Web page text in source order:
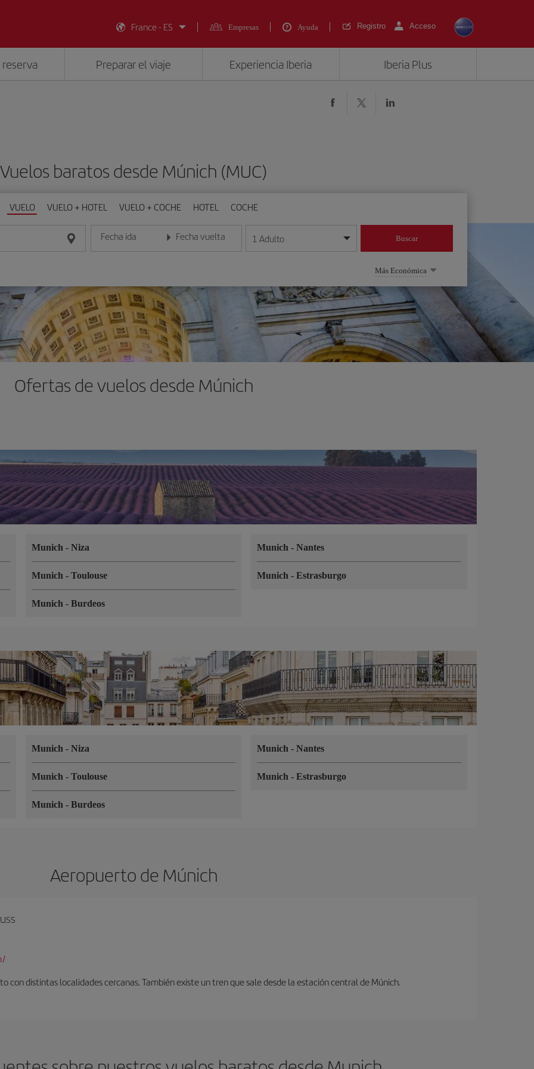
France - ES
Empresas Ayuda Registro Acceso
Preparar el viaje Experiencia Iberia Iberia Plus
Vuelos baratos desde Múnich (MUC)
VUELO VUELO + HOTEL VUELO + COCHE HOTEL COCHE
Fecha ida
Introduce la fecha en formato día/mes/año
Fecha vuelta
Introduce la fecha en formato día/mes/año
1 Adulto Buscar
Más Económica
Ofertas de vuelos desde Múnich
Munich - Niza
Munich - Toulouse
Munich - Burdeos
Munich-Nantes
Munich-Estrasburgo
Munich - Niza
Munich - Toulouse
Munich - Burdeos
Munich-Nantes
Munich-Estrasburgo
Aeropuerto de Múnich
con distintas localidades cercanas. También existe un tren que sale desde la estación central de Múnich.